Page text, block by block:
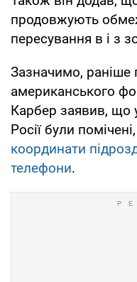
продовжують
пересування в і з
Зазначимо, раніше
американського
Карбер заявив, що
Росії були
координати
телефони.